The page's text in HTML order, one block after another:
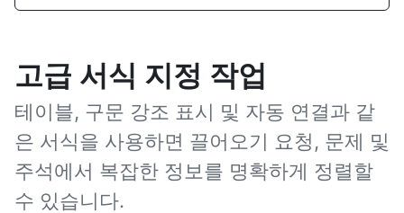
고급 서식 지정 작업
테이블, 구문 강조 표시 및 자동 연결과 같
은 서식을 사용하면 끌어오기 요청, 문제 및
주석에서 복잡한 정보를 명확하게 정렬할
수 있습니다.